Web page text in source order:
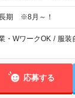
長期 ※8月～！
・WワークOK / 服装
応募する